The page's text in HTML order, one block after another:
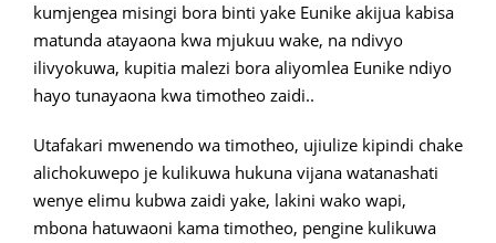
kumjengea misingi bora binti yake Eunike akijua kabisa
matunda atayaona kwa mjukuu wake, na ndivyo
ilivyokuwa, kupitia malezi bora aliyomlea Eunike ndiyo
hayo tunayaona kwa timotheo zaidi..
Utafakari mwenendo wa timotheo, ujiulize kipindi chake
alichokuwepo je kulikuwa hukuna vijana watanashati
wenye elimu kubwa zaidi yake, lakini wako wapi,
mbona hatuwaoni kama timotheo, pengine kulikuwa